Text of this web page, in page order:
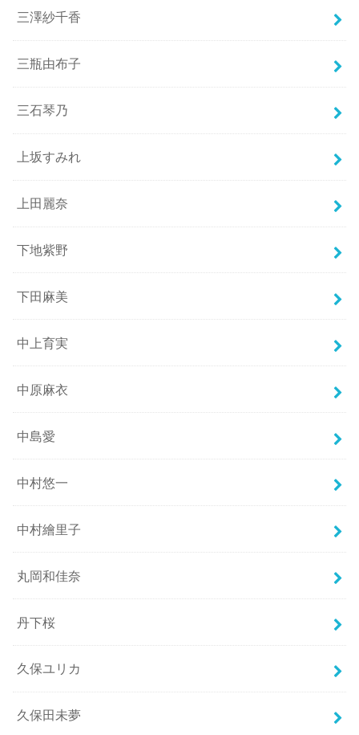
三澤紗千香
三瓶由布子
三石琴乃
上坂すみれ
上田麗奈
下地紫野
下田麻美
中上育実
中原麻衣
中島愛
中村悠一
中村繪里子
丸岡和佳奈
丹下桜
久保ユリカ
久保田未夢